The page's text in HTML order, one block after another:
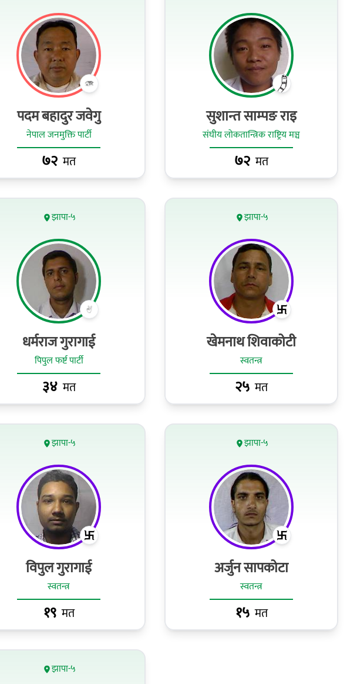
पदम बहादुर जवेगु
नेपाल जनमुक्ति पार्टी
७२ मत
सुशान्त साम्पङ राइ
संघीय लोकतान्त्रिक राष्ट्रिय मञ्च
७२ मत
झापा-५
धर्मराज गुरागाई
पिपुल फर्ष्ट पार्टी
३४ मत
झापा-५
खेमनाथ शिवाकोटी
स्वतन्त्र
२५ मत
झापा-५
विपुल गुरागाई
स्वतन्त्र
१९ मत
झापा-५
अर्जुन सापकोटा
स्वतन्त्र
१५ मत
झापा-५